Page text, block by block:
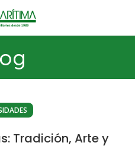
Tradición, Arte y